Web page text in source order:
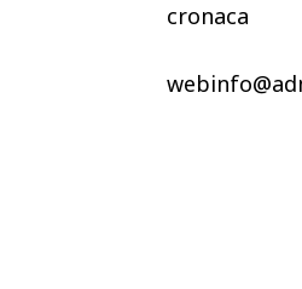
cronaca